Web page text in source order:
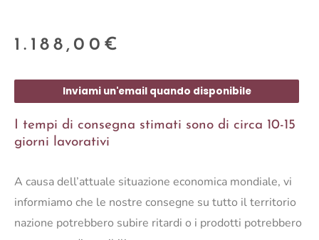
1.188,00 €
Inviami un'email quando disponibile
I tempi di consegna stimati sono di circa 10-15
giorni lavorativi
A causa dell’attuale situazione economica mondiale, vi
informiamo che le nostre consegne su tutto il territorio
nazione potrebbero subire ritardi o i prodotti potrebbero